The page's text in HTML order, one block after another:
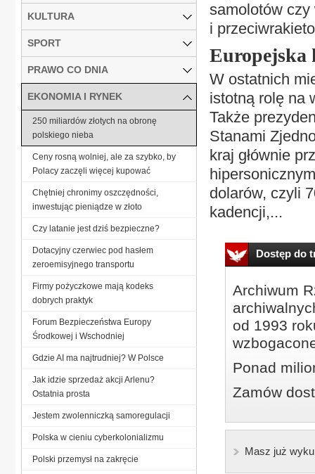
samolotów czy
i
Europejska
W ostatnich
istotną rolę na
Także
Stanami
kraj głównie
dolarów, czyli
kadencji,...
Dostęp do
Archiwum
od 1993
Ponad
Zamów
Masz już
KULTURA
SPORT
PRAWO CO DNIA
EKONOMIA I RYNEK
250 miliardów złotych na obronę
polskiego nieba
Ceny rosną wolniej, ale za szybko, by
Polacy zaczęli więcej kupować
Chętniej chronimy oszczędności,
inwestując pieniądze w złoto
Czy latanie jest dziś bezpieczne?
Dotacyjny czerwiec pod hasłem
zeroemisyjnego transportu
Firmy pożyczkowe mają kodeks
dobrych praktyk
Forum Bezpieczeństwa Europy
Środkowej i Wschodniej
Gdzie AI ma najtrudniej? W Polsce
Jak idzie sprzedaż akcji Arlenu?
Ostatnia prosta
Jestem zwolenniczką samoregulacji
Polska w cieniu cyberkolonializmu
Polski przemysł na zakręcie